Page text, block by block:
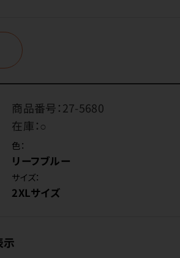
商品番号：27-5680
在庫：○
色：
リーフブルー
サイズ：
2XLサイズ
示